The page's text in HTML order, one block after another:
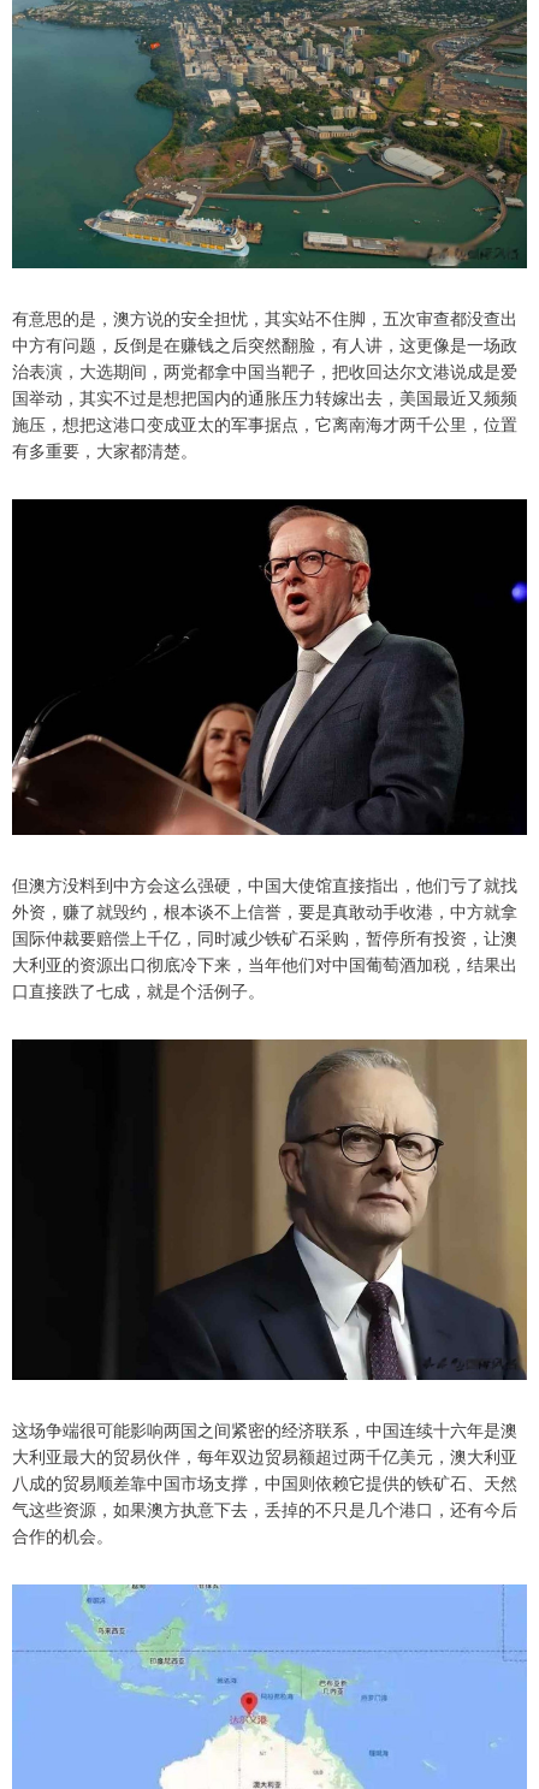
有意思的是，澳方说的安全担忧，其实站不住脚，五次审查都没查出
中方有问题，反倒是在赚钱之后突然翻脸，有人讲，这更像是一场政
治表演，大选期间，两党都拿中国当靶子，把收回达尔文港说成是爱
国举动，其实不过是想把国内的通胀压力转嫁出去，美国最近又频频
施压，想把这港口变成亚太的军事据点，它离南海才两千公里，位置
有多重要，大家都清楚。
但澳方没料到中方会这么强硬，中国大使馆直接指出，他们亏了就找
外资，赚了就毁约，根本谈不上信誉，要是真敢动手收港，中方就拿
国际仲裁要赔偿上千亿，同时减少铁矿石采购，暂停所有投资，让澳
大利亚的资源出口彻底冷下来，当年他们对中国葡萄酒加税，结果出
口直接跌了七成，就是个活例子。
这场争端很可能影响两国之间紧密的经济联系，中国连续十六年是澳
大利亚最大的贸易伙伴，每年双边贸易额超过两千亿美元，澳大利亚
八成的贸易顺差靠中国市场支撑，中国则依赖它提供的铁矿石、天然
气这些资源，如果澳方执意下去，丢掉的不只是几个港口，还有今后
合作的机会。